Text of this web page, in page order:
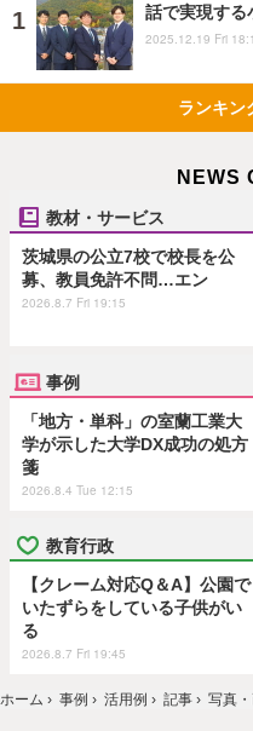
話で実現する
2025.12.19 Fri
ランキン
NEWS
教材・サービス
茨城県の公立7校で校長を公
募、教員免許不問…エン
2026.8.7 Fri 19:15
事例
「地方・単科」の室蘭工業大
学が示した大学DX成功の処方
箋
2026.8.4 Tue 12:15
教育行政
【クレーム対応Q＆A】公園で
いたずらをしている子供がい
る
2026.8.7 Fri 19:45
ホーム › 事例 › 活用例 › 記事 › 写真